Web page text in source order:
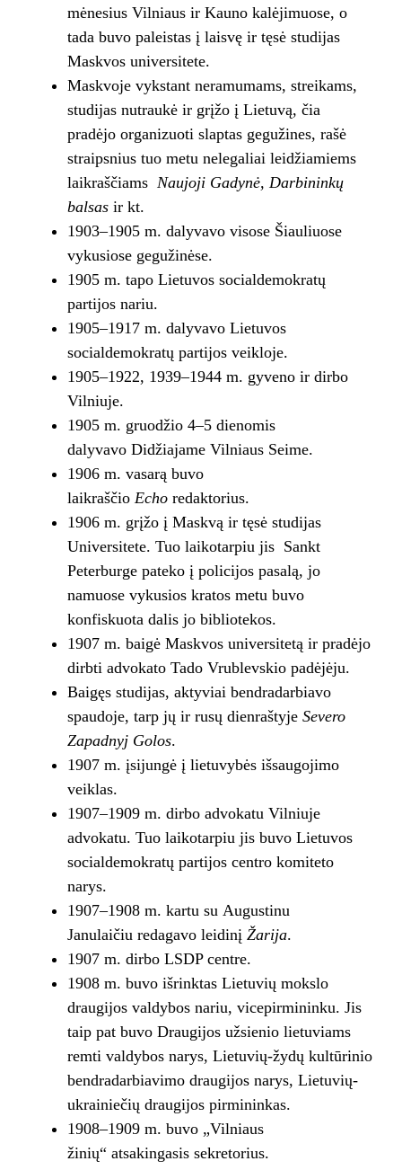
mėnesius Vilniaus ir Kauno kalėjimuose, o
tada buvo paleistas į laisvę ir tęsė studijas
Maskvos universitete.
Maskvoje vykstant neramumams, streikams,
studijas nutraukė ir grįžo į Lietuvą, čia
pradėjo organizuoti slaptas gegužines, rašė
straipsnius tuo metu nelegaliai leidžiamiems
laikraščiams Naujoji Gadynė, Darbininkų
balsasir kt.
1903–1905 m. dalyvavo visose Šiauliuose
vykusiose gegužinėse.
1905 m. tapo Lietuvos socialdemokratų
partijos nariu.
1905–1917 m. dalyvavo Lietuvos
socialdemokratų partijos veikloje.
1905–1922, 1939–1944 m. gyveno ir dirbo
Vilniuje.
1905 m. gruodžio 4–5 dienomis
dalyvavo Didžiajame Vilniaus Seime.
1906 m. vasarą buvo
laikraščio Echoredaktorius.
1906 m. grįžo į Maskvą ir tęsė studijas
Universitete. Tuo laikotarpiu jis Sankt
Peterburge pateko į policijos pasalą, jo
namuose vykusios kratos metu buvo
konfiskuota dalis jo bibliotekos.
1907 m. baigė Maskvos universitetą ir pradėjo
dirbti advokato Tado Vrublevskio padėjėju.
Baigęs studijas, aktyviai bendradarbiavo
spaudoje, tarp jų ir rusų dienraštyje Severo
Zapadnyj Golos.
1907 m. įsijungė į lietuvybės išsaugojimo
veiklas.
1907–1909 m. dirbo advokatu Vilniuje
advokatu. Tuo laikotarpiu jis buvo Lietuvos
socialdemokratų partijos centro komiteto
narys.
1907–1908 m. kartu su Augustinu
Janulaičiu redagavo leidinį Žarija.
1907 m. dirbo LSDP centre.
1908 m. buvo išrinktas Lietuvių mokslo
draugijos valdybos nariu, vicepirmininku. Jis
taip pat buvo Draugijos užsienio lietuviams
remti valdybos narys, Lietuvių-žydų kultūrinio
bendradarbiavimo draugijos narys, Lietuvių-
ukrainiečių draugijos pirmininkas.
1908–1909 m. buvo „Vilniaus
žinių“ atsakingasis sekretorius.